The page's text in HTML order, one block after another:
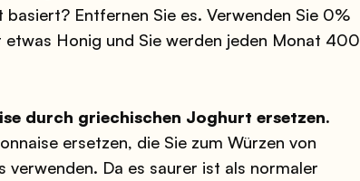
Entfernen Sie es. Verwenden Sie 0%
Honig und Sie werden jeden Monat 400
durch griechischen Joghurt ersetzen.
ersetzen, die Sie zum Würzen von
verwenden. Da es saurer ist als normaler